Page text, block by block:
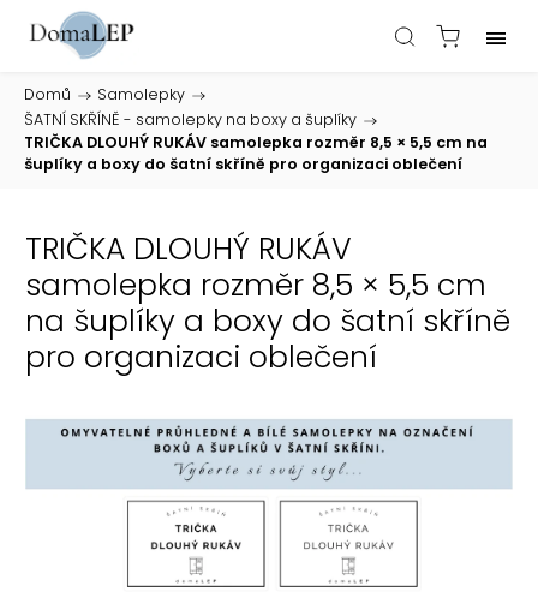
Domů / Samolepky /
ŠATNÍ SKŘÍNĚ - samolepky na boxy a šuplíky /
TRIČKA DLOUHÝ RUKÁV samolepka rozměr 8,5 × 5,5 cm na
šuplíky a boxy do šatní skříně pro organizaci oblečení
TRIČKA DLOUHÝ RUKÁV
samolepka rozměr 8,5 × 5,5 cm
na šuplíky a boxy do šatní skříně
pro organizaci oblečení